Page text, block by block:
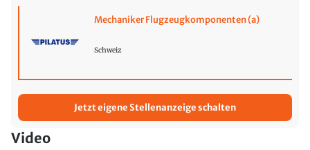
Mechaniker Flugzeugkomponenten (a)
Schweiz
Jetzt eigene Stellenanzeige schalten
Video